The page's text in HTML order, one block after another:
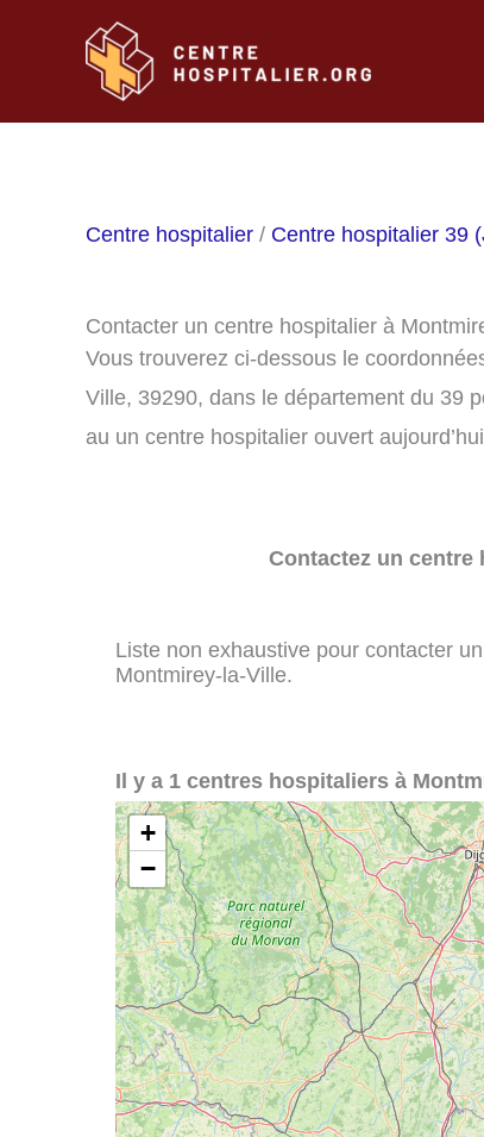
Centre hospitalier / Centre hospitalier 39
Contacter un centre hospitalier à
Vous trouverez ci-dessous le
Ville, 39290, dans le département du 39
au un centre hospitalier ouvert
Contactez un centre
Liste non exhaustive pour contacter
Montmirey-la-Ville.
Il y a 1 centres hospitaliers à
+
−